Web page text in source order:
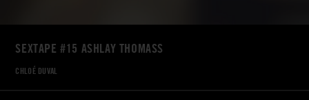
SEXTAPE #15 ASHLAY THOMASS
CHLOÉ DUVAL